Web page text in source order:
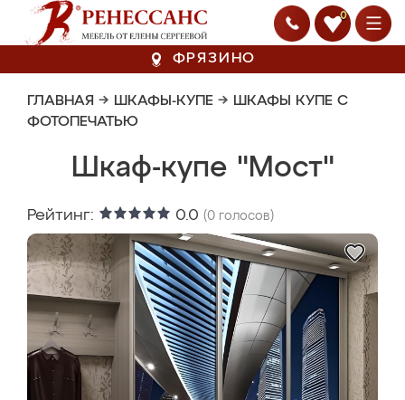
0
ФРЯЗИНО
ГЛАВНАЯ → ШКАФЫ-КУПЕ → ШКАФЫ КУПЕ С
ФОТОПЕЧАТЬЮ
Шкаф-купе "Мост"
Рейтинг: 0.0 (0 голосов)